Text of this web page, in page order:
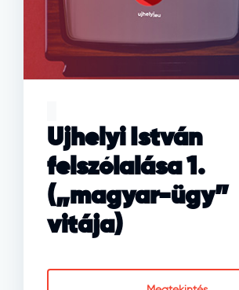
Ujhelyi István
felszólalása 1.
(„magyar-ügy”
vitája)